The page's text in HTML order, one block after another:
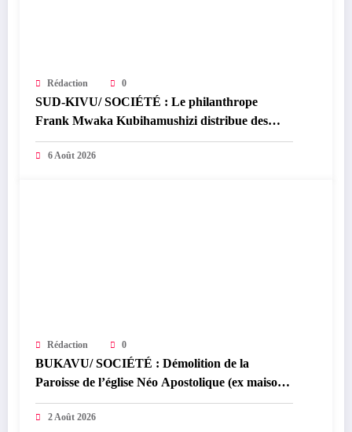
Rédaction 0
SUD-KIVU/ SOCIÉTÉ : Le philanthrope
Frank Mwaka Kubihamushizi distribue des
cahiers aux écoliers de la chefferie de Kaziba,
philanthrope légendaire
6 Août 2026
Rédaction 0
BUKAVU/ SOCIÉTÉ : Démolition de la
Paroisse de l’église Néo Apostolique (ex maison
du parti) : Que savoir sur ce dossier ?
2 Août 2026